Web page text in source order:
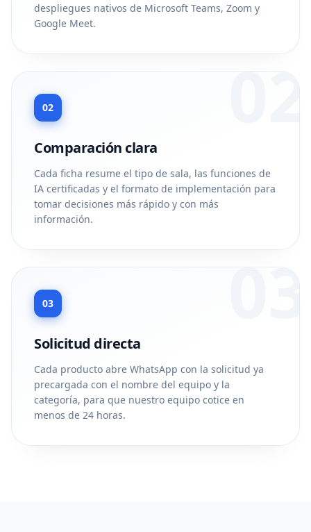
despliegues nativos de Microsoft Teams, Zoom y
Google Meet.
02
02
Comparación clara
Cada ficha resume el tipo de sala, las funciones de
IA certificadas y el formato de implementación para
tomar decisiones más rápido y con más
información.
03
03
Solicitud directa
Cada producto abre WhatsApp con la solicitud ya
precargada con el nombre del equipo y la
categoría, para que nuestro equipo cotice en
menos de 24 horas.